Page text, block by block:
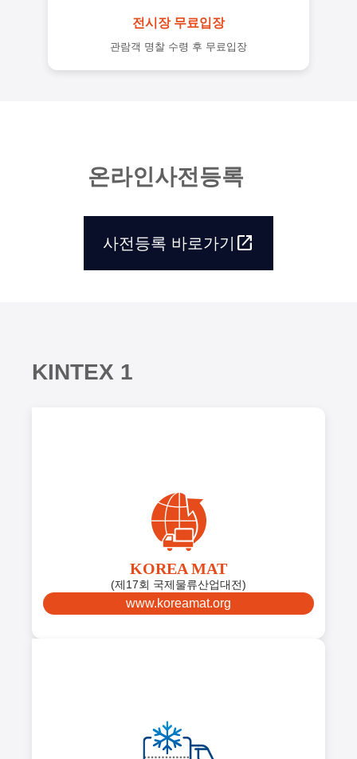
전시장 무료입장
관람객 명찰 수령 후 무료입장
온라인사전등록
사전등록 바로가기 open_in_new
open_in_new
KINTEX 1
KOREA MAT
(제17회 국제물류산업대전)
www.koreamat.org